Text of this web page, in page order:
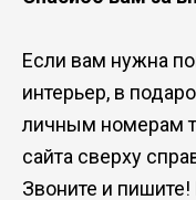
Если вам нужна
интерьер, в
личным номерам
сайта сверху
Звоните и